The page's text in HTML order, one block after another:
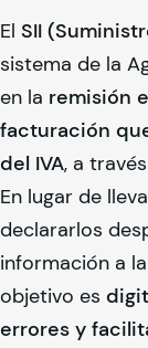
El SII
sistema de la
en la remisión
facturación
del IVA, a
En lugar de
declararlos
información a
objetivo es
errores y